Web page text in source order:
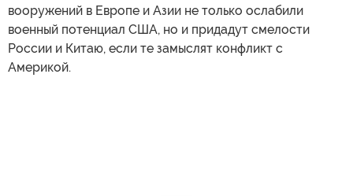
вооружений в Европе и Азии не только ослабили
военный потенциал США, но и придадут смелости
России и Китаю, если те замыслят конфликт с
Америкой.